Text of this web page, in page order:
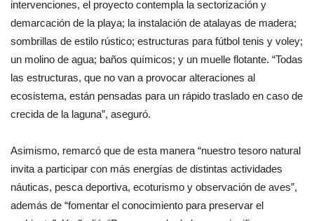
intervenciones, el proyecto contempla la sectorización y
demarcación de la playa; la instalación de atalayas de madera;
sombrillas de estilo rústico; estructuras para fútbol tenis y voley;
un molino de agua; baños químicos; y un muelle flotante. “Todas
las estructuras, que no van a provocar alteraciones al
ecosistema, están pensadas para un rápido traslado en caso de
crecida de la laguna”, aseguró.
Asimismo, remarcó que de esta manera “nuestro tesoro natural
invita a participar con más energías de distintas actividades
náuticas, pesca deportiva, ecoturismo y observación de aves”,
además de “fomentar el conocimiento para preservar el